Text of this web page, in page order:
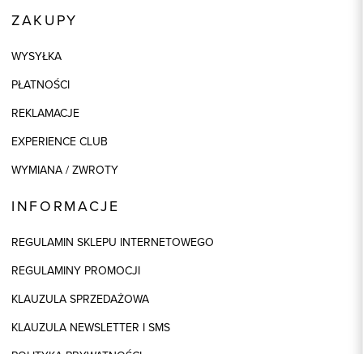
ZAKUPY
WYSYŁKA
PŁATNOŚCI
REKLAMACJE
EXPERIENCE CLUB
WYMIANA / ZWROTY
INFORMACJE
REGULAMIN SKLEPU INTERNETOWEGO
REGULAMINY PROMOCJI
KLAUZULA SPRZEDAŻOWA
KLAUZULA NEWSLETTER I SMS